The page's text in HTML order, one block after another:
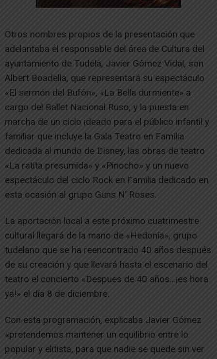
Otros nombres propios de la presentación que
adelantaba el responsable del área de Cultura del
ayuntamiento de Tudela, Javier Gómez Vidal, son
Albert Boadella, que representará su espectáculo
«El sermón del Bufón», «La Bella durmiente» a
cargo del Ballet Nacional Ruso, y la puesta en
marcha de un ciclo ideado para el público infantil y
familiar que incluye la Gala Teatro en Familia
dedicada al mundo de Disney, las obras de teatro
«La ratita presumida» y «Pinocho» y un nuevo
espectáculo del ciclo Rock en Familia dedicado en
esta ocasión al grupo Guns N’ Roses.
La aportación local a este próximo cuatrimestre
cultural llegará de la mano de «Hedonía», grupo
tudelano que se ha reencontrado 40 años después
de su creación y que llevará hasta el escenario del
teatro el concierto «Despues de 40 años…¡es hora
ya!» el día 8 de diciembre.
Con esta programación, explicaba Javier Gómez
«pretendemos mantener un equilibrio entre lo
popular y elitista, para que nadie se quede sin ver